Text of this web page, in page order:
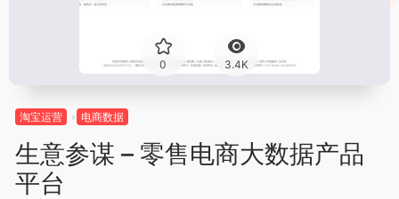
0 3.4K
淘宝运营 电商数据
生意参谋 – 零售电商大数据产品
平台